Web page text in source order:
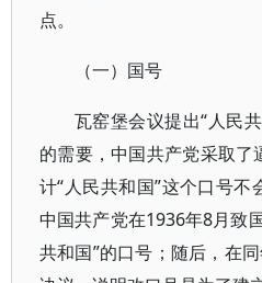
点。
（一）国号
瓦窑堡会议提出“人民
的需要，中国共产党采取
计“人民共和国”这个口号不
中国共产党在1936年8月致
共和国”的口号；随后，在